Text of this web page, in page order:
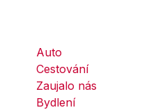
Auto
Cestování
Zaujalo nás
Bydlení